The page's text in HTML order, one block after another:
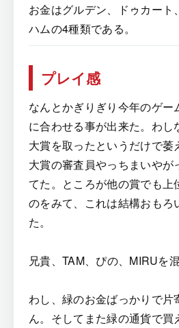
お金はグルデン、ドゥカート
ハムの4種類である。
プレイ感
なんとかぎりぎり今年のゲー
に合わせる事が出来た。わし
大賞を取ったというだけで萎
大賞の審査員やっちまいやが
てた。ところが他の賞でも上
のをみて、これは結構おもろ
た。
兄貴、TAM、ぴの、MIRUを
わし、緑のお金ばっかりで片
ん。そしてまた緑の通貨で買